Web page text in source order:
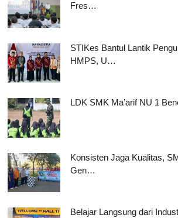
Fres…
STIKes Bantul Lantik
HMPS, U…
LDK SMK Ma’arif NU 1
Konsisten Jaga Kualitas,
Gen…
Belajar Langsung dari